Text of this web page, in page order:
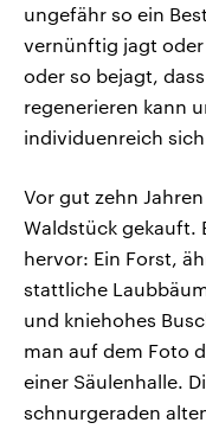
ungefähr so ein
vernünftig jagt oder
oder so bejagt,
regenerieren kann
individuenreich
Vor gut zehn
Waldstück gekauft.
hervor: Ein Forst,
stattliche
und kniehohes
man auf dem Foto
einer Säulenhalle.
schnurgeraden